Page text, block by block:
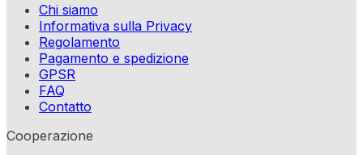
Chi siamo
Informativa sulla Privacy
Regolamento
Pagamento e spedizione
GPSR
FAQ
Contatto
Cooperazione